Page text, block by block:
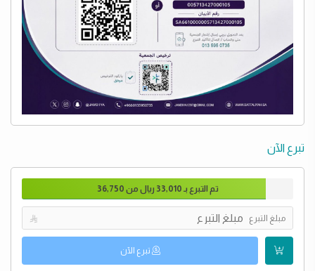
تبرع الآن
تم التبرع بـ 33,010 ريال من 36,750
مبلغ التبرع 
تبرع الآن